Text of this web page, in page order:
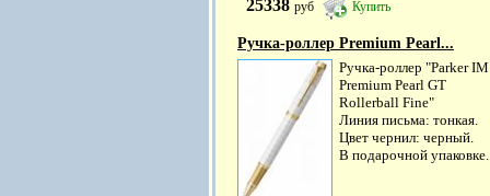
25338 руб Купить
Ручка-роллер Premium Pearl...
Ручка-роллер "Parker IM
Premium Pearl GT
Rollerball Fine"
Линия письма: тонкая.
Цвет чернил: черный.
В подарочной упаковке.